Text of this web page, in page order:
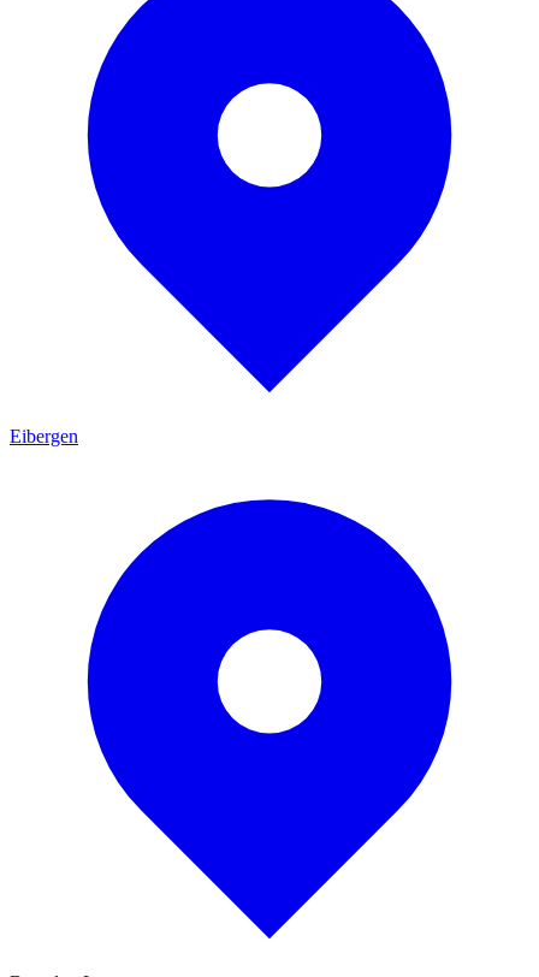
Eibergen